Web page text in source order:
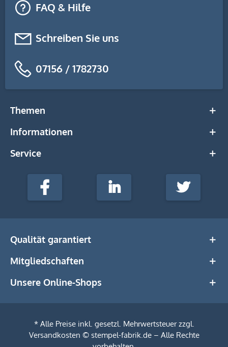
FAQ & Hilfe
Schreiben Sie uns
07156 / 1782730
Themen
Informationen
Service
stempel-
Media
Facebook LinkedIn Twitter
Qualität garantiert
Mitgliedschaften
Unsere Online-Shops
* Alle Preise inkl. gesetzl. Mehrwertsteuer zzgl.
Versandkosten © stempel-fabrik.de – Alle Rechte